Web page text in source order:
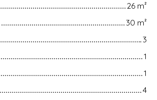
26 m²
30 m²
3
1
1
4